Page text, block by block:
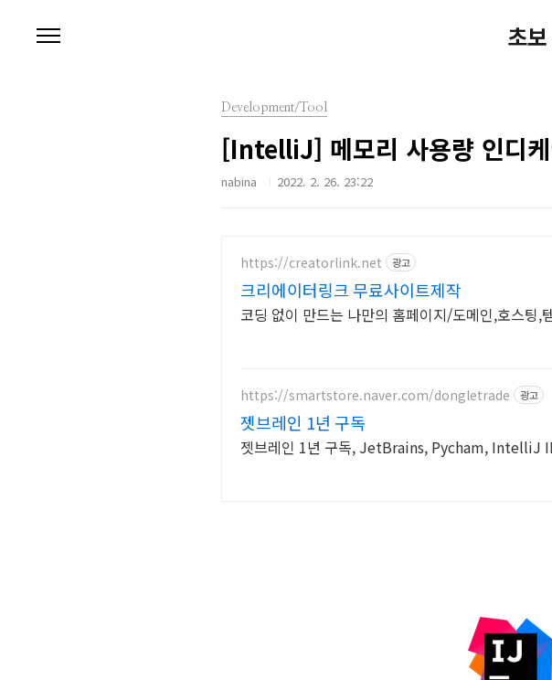
초
Development/Tool
[IntelliJ] 메모리 사용량 인디케
nabina 2022. 2. 26. 23:22
https://creatorlink.net 광고
크리에이터링크 무료사이트제작
코딩 없이 만드는 나만의 홈페이지/도메인,호스팅,
https://smartstore.naver.com/dongletrade 광고
젯브레인 1년 구독
젯브레인 1년 구독, JetBrains, Pycham, IntelliJ